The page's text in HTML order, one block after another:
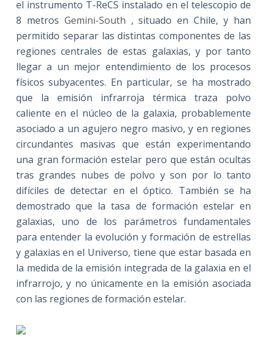
el instrumento T-ReCS instalado en el telescopio de
8 metros Gemini-South , situado en Chile, y han
permitido separar las distintas componentes de las
regiones centrales de estas galaxias, y por tanto
llegar a un mejor entendimiento de los procesos
físicos subyacentes. En particular, se ha mostrado
que la emisión infrarroja térmica traza polvo
caliente en el núcleo de la galaxia, probablemente
asociado a un agujero negro masivo, y en regiones
circundantes masivas que están experimentando
una gran formación estelar pero que están ocultas
tras grandes nubes de polvo y son por lo tanto
difíciles de detectar en el óptico. También se ha
demostrado que la tasa de formación estelar en
galaxias, uno de los parámetros fundamentales
para entender la evolución y formación de estrellas
y galaxias en el Universo, tiene que estar basada en
la medida de la emisión integrada de la galaxia en el
infrarrojo, y no únicamente en la emisión asociada
con las regiones de formación estelar.